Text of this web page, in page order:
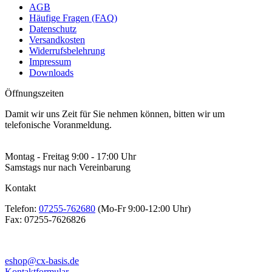
AGB
Häufige Fragen (FAQ)
Datenschutz
Versandkosten
Widerrufsbelehrung
Impressum
Downloads
Öffnungszeiten
Damit wir uns Zeit für Sie nehmen können, bitten wir um
telefonische Voranmeldung.
Montag - Freitag 9:00 - 17:00 Uhr
Samstags nur nach Vereinbarung
Kontakt
Telefon: 07255-762680 (Mo-Fr 9:00-12:00 Uhr)
Fax: 07255-7626826
eshop@cx-basis.de